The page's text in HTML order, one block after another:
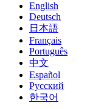
Collaboration
Collaborez et itérez
Télécharger Unity
Offres et tarifs
Déployez
Multiplateforme
Formation immersive
Entraînez-vous dans
Expériences client
Créez des
Secteurs
Fabrication
Outils de
Versions de
Feuille de route
Examiner les
Glossaire
Événements
Événements
Histoires de la
Made with Unity
Mise en avant des
Formation
Améliorez votre
Vous découvrez Unity
Démarrer
Démarrez votre
Parcours essentiels
Plans de succès
Atteignez vos
FAQ
Réponses aux
Contactez-nous.
Connectez-vous avec
English
Deutsch
日本語
Français
Português
中文
Español
Русский
한국어